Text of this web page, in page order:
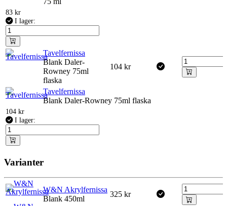
83 kr
I lager:
Tavelfernissa
Blank Daler-
Rowney 75ml
flaska
104 kr
Tavelfernissa
Blank Daler-Rowney 75ml flaska
104 kr
I lager:
Varianter
W&N Akrylfernissa
Blank 450ml
325 kr